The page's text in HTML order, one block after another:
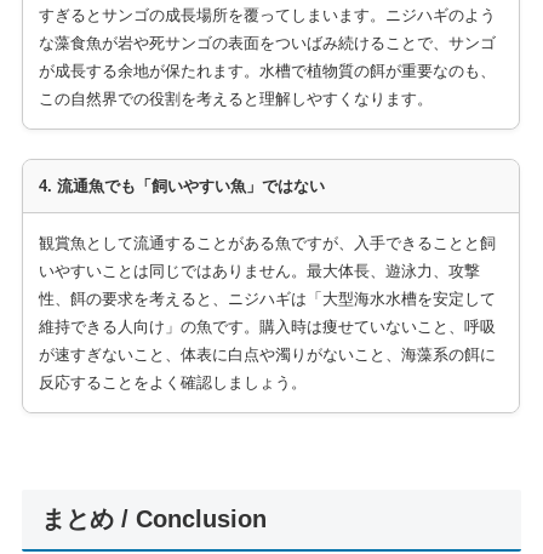
すぎるとサンゴの成長場所を覆ってしまいます。ニジハギのよう
な藻食魚が岩や死サンゴの表面をついばみ続けることで、サンゴ
が成長する余地が保たれます。水槽で植物質の餌が重要なのも、
この自然界での役割を考えると理解しやすくなります。
4. 流通魚でも「飼いやすい魚」ではない
観賞魚として流通することがある魚ですが、入手できることと飼
いやすいことは同じではありません。最大体長、遊泳力、攻撃
性、餌の要求を考えると、ニジハギは「大型海水水槽を安定して
維持できる人向け」の魚です。購入時は痩せていないこと、呼吸
が速すぎないこと、体表に白点や濁りがないこと、海藻系の餌に
反応することをよく確認しましょう。
まとめ / Conclusion